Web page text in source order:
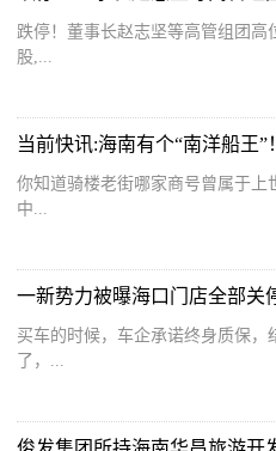
跌停！董事长赵志坚等高管组团
股,...
你知道骑楼老街哪家商号曾属于上
中...
一新势力被曝海口门店全部关
买车的时候，车企承诺终身质保，
了，...